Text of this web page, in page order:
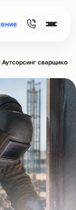
›Аутсорсинг сварщиков